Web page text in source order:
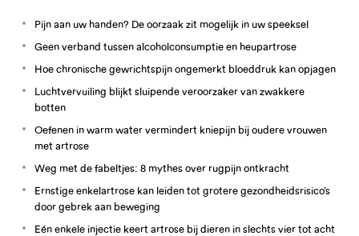
Pijn aan uw handen? De oorzaak zit mogelijk in uw speeksel
Geen verband tussen alcoholconsumptie en heupartrose
Hoe chronische gewrichtspijn ongemerkt bloeddruk kan opjagen
Luchtvervuiling blijkt sluipende veroorzaker van zwakkere
botten
Oefenen in warm water vermindert kniepijn bij oudere vrouwen
met artrose
Weg met de fabeltjes: 8 mythes over rugpijn ontkracht
Ernstige enkelartrose kan leiden tot grotere gezondheidsrisico’s
door gebrek aan beweging
Eén enkele injectie keert artrose bij dieren in slechts vier tot acht